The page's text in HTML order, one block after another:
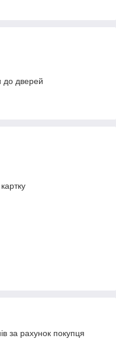
до дверей
за рахунок покупця